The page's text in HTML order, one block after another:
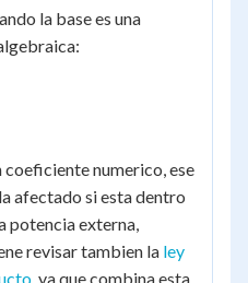
la base es una
coeficiente numerico, ese
afectado si esta dentro
potencia externa,
revisar tambien la ley
, ya que combina esta